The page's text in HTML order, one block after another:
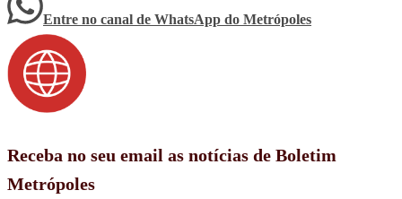
Entre no canal de WhatsApp do Metrópoles
Receba no seu email as notícias de Boletim
Metrópoles